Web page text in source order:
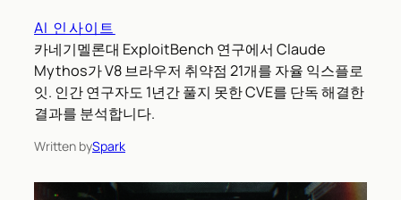
AI 인사이트
카네기멜론대 ExploitBench 연구에서 Claude
Mythos가 V8 브라우저 취약점 21개를 자율 익스플로
잇. 인간 연구자도 1년간 풀지 못한 CVE를 단독 해결한
결과를 분석합니다.
Written bySpark